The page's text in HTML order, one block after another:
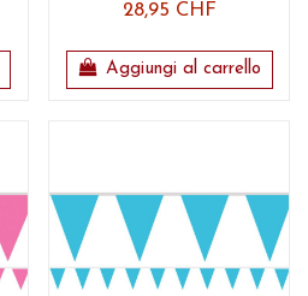
28,95 CHF
Aggiungi al carrello